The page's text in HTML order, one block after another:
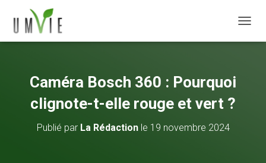
Caméra Bosch 360 : Pourquoi
clignote-t-elle rouge et vert ?
Publié par La Rédactionle 19 novembre 2024